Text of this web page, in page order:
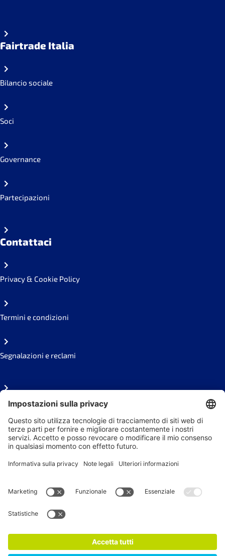
Fairtrade Italia
Bilancio sociale
Soci
Governance
Partecipazioni
Contattaci
Privacy & Cookie Policy
Termini e condizioni
Segnalazioni e reclami
FAQ
Area stampa
Seguici sui social
Newsletter